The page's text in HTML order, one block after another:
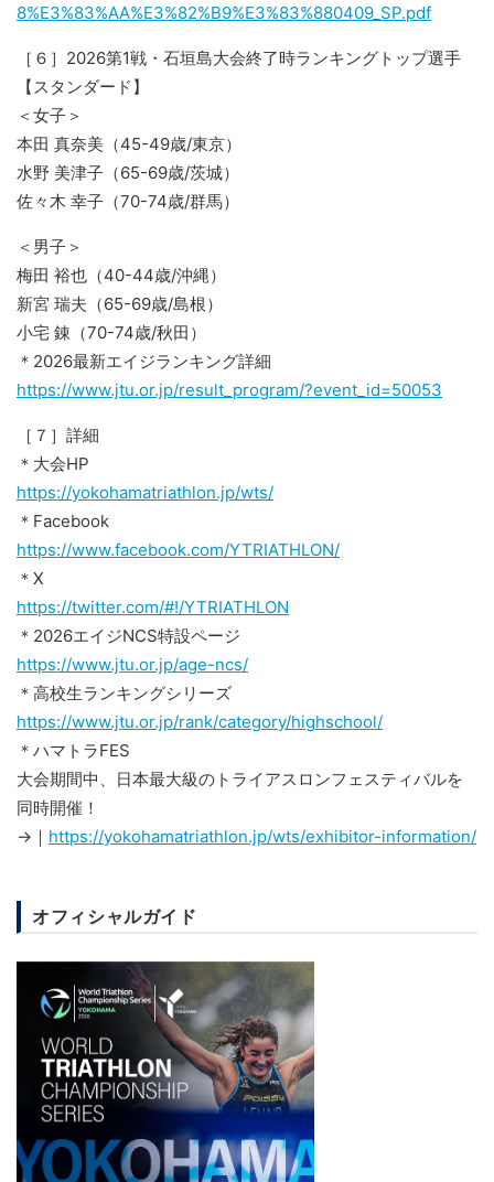
8%E3%83%AA%E3%82%B9%E3%83%880409_SP.pdf
［６］2026第1戦・石垣島大会終了時ランキングトップ選手
【スタンダード】
＜女子＞
本田 真奈美（45-49歳/東京）
水野 美津子（65-69歳/茨城）
佐々木 幸子（70-74歳/群馬）
＜男子＞
梅田 裕也（40-44歳/沖縄）
新宮 瑞夫（65-69歳/島根）
小宅 錬（70-74歳/秋田）
＊2026最新エイジランキング詳細
https://www.jtu.or.jp/result_program/?event_id=50053
［７］詳細
＊大会HP
https://yokohamatriathlon.jp/wts/
＊Facebook
https://www.facebook.com/YTRIATHLON/
＊X
https://twitter.com/#!/YTRIATHLON
＊2026エイジNCS特設ページ
https://www.jtu.or.jp/age-ncs/
＊高校生ランキングシリーズ
https://www.jtu.or.jp/rank/category/highschool/
＊ハマトラFES
大会期間中、日本最大級のトライアスロンフェスティバルを
同時開催！
→｜ https://yokohamatriathlon.jp/wts/exhibitor-information/
オフィシャルガイド